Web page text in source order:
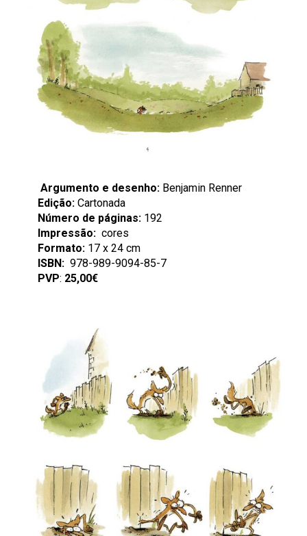
Argumento e desenho: Benjamin Renner
Edição: Cartonada
Número de páginas: 192
Impressão: cores
Formato: 17 x 24 cm
ISBN: 978-989-9094-85-7
PVP: 25,00€